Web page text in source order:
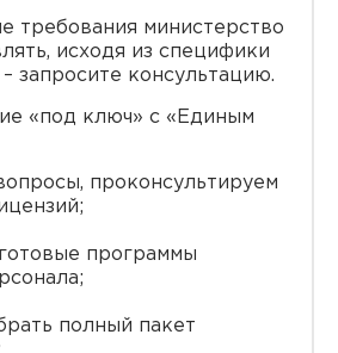
требования министерство
исходя из специфики
запросите консультацию.
«под ключ» с «Единым
проконсультируем
программы
полный пакет